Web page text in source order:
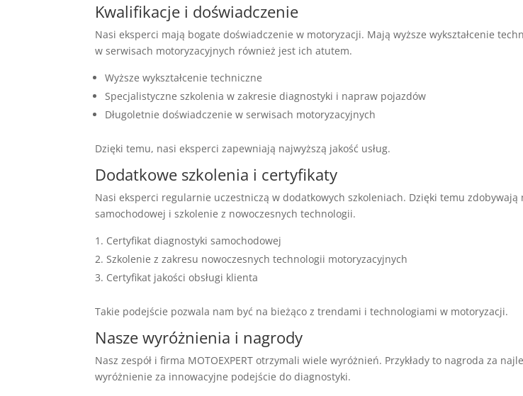
Kwalifikacje i doświadczenie
Nasi eksperci mają bogate doświadczenie w motoryzacji. Mają wyższe wykształcenie
w serwisach motoryzacyjnych również jest ich atutem.
Wyższe wykształcenie techniczne
Specjalistyczne szkolenia w zakresie diagnostyki i napraw pojazdów
Długoletnie doświadczenie w serwisach motoryzacyjnych
Dzięki temu, nasi eksperci zapewniają najwyższą jakość usług.
Dodatkowe szkolenia i certyfikaty
Nasi eksperci regularnie uczestniczą w dodatkowych szkoleniach. Dzięki temu
samochodowej i szkolenie z nowoczesnych technologii.
Certyfikat diagnostyki samochodowej
Szkolenie z zakresu nowoczesnych technologii motoryzacyjnych
Certyfikat jakości obsługi klienta
Takie podejście pozwala nam być na bieżąco z trendami i technologiami w motoryzacji.
Nasze wyróżnienia i nagrody
Nasz zespół i firma MOTOEXPERT otrzymali wiele wyróżnień. Przykłady to nagroda za
wyróżnienie za innowacyjne podejście do diagnostyki.